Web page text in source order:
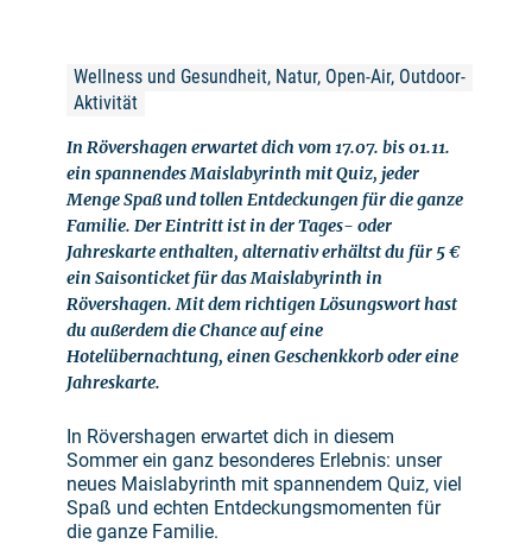
Wellness und Gesundheit, Natur, Open-Air, Outdoor-
Aktivität
In Rövershagen erwartet dich vom 17.07. bis 01.11.
ein spannendes Maislabyrinth mit Quiz, jeder
Menge Spaß und tollen Entdeckungen für die ganze
Familie. Der Eintritt ist in der Tages- oder
Jahreskarte enthalten, alternativ erhältst du für 5 €
ein Saisonticket für das Maislabyrinth in
Rövershagen. Mit dem richtigen Lösungswort hast
du außerdem die Chance auf eine
Hotelübernachtung, einen Geschenkkorb oder eine
Jahreskarte.
In Rövershagen erwartet dich in diesem
Sommer ein ganz besonderes Erlebnis: unser
neues Maislabyrinth mit spannendem Quiz, viel
Spaß und echten Entdeckungsmomenten für
die ganze Familie.